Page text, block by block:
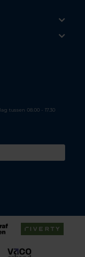
tussen 08.00 - 17.30